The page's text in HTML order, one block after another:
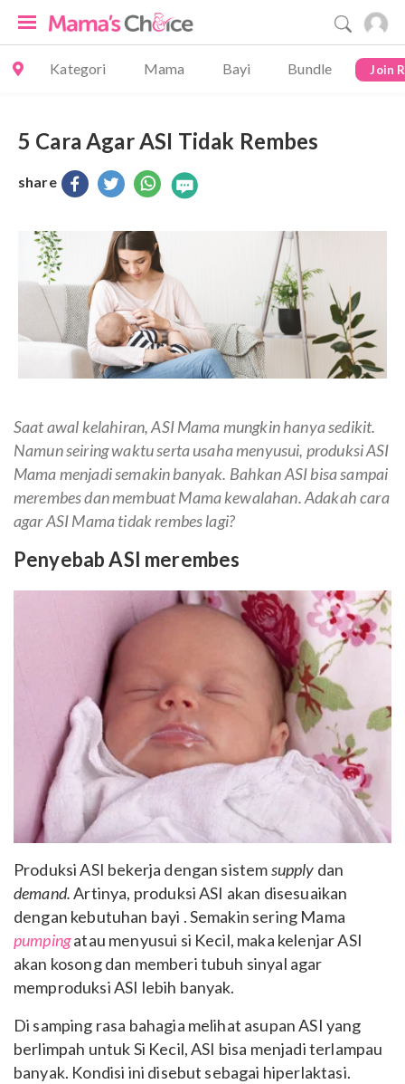
Kategori Mama Bayi Bundle Join
5 Cara Agar ASI Tidak Rembes
share
Saat awal kelahiran, ASI Mama mungkin hanya sedikit.
Namun seiring waktu serta usaha menyusui, produksi ASI
Mama menjadi semakin banyak. Bahkan ASI bisa sampai
merembes dan membuat Mama kewalahan. Adakah cara
agar ASI Mama tidak rembes lagi?
Penyebab ASI merembes
Produksi ASI bekerja dengan sistemsupply dan
demand.Artinya, produksi ASI akan disesuaikan
dengan kebutuhan bayi . Semakin sering Mama
pumpingatau menyusui si Kecil, maka kelenjar ASI
akan kosong dan memberi tubuh sinyal agar
memproduksi ASI lebih banyak.
Di samping rasa bahagia melihat asupan ASI yang
berlimpah untuk Si Kecil, ASI bisa menjadi terlampau
banyak. Kondisi ini disebut sebagai hiperlaktasi.